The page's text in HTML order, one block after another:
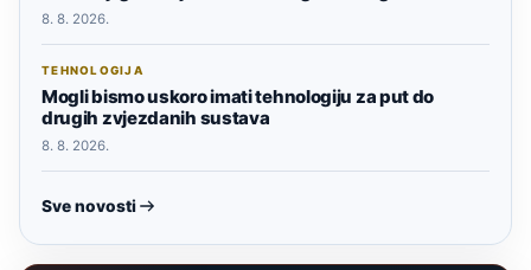
8. 8. 2026.
TEHNOLOGIJA
Mogli bismo uskoro imati tehnologiju za put do
drugih zvjezdanih sustava
8. 8. 2026.
Sve novosti